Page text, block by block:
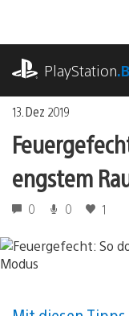
springen
PlayStation
13. Dez 2019
engstem
0 0 1